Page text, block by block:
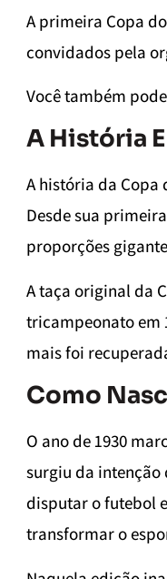
A primeira Copa
convidados pela
Você também
A História
A história da
Desde sua
proporções
A taça original da
tricampeonato em
mais foi
Como
O ano de 1930
surgiu da intenção
disputar o futebol
transformar o